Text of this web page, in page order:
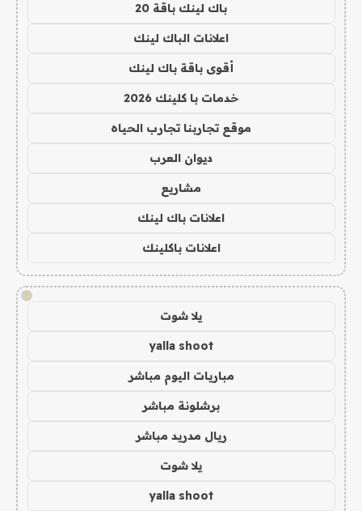
باك لينك باقة 20
اعلانات الباك لينك
أقوى باقة باك لينك
خدمات با كلينك 2026
موقع تجاربنا تجارب الحياه
ديوان العرب
مشاريع
اعلانات باك لينك
اعلانات باكلينك
!
يلا شوت
yalla shoot
مباريات اليوم مباشر
برشلونة مباشر
ريال مدريد مباشر
يلا شوت
yalla shoot